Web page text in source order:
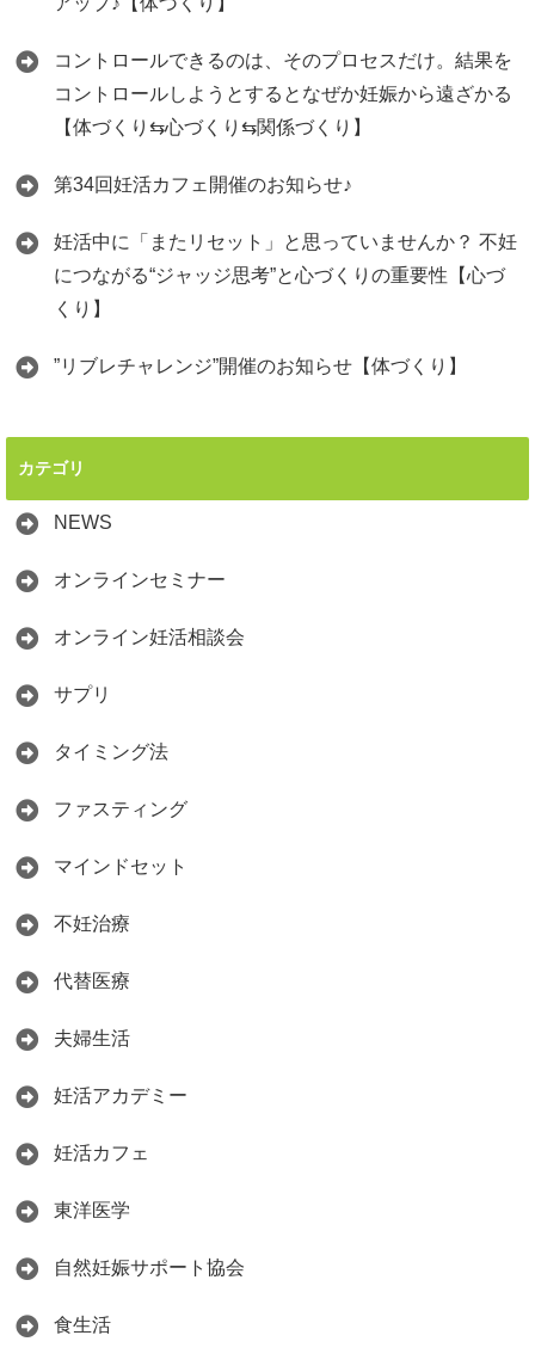
コントロールできるのは、そのプロセスだけ。結果を
コントロールしようとするとなぜか妊娠から遠ざかる
【体づくり⇆心づくり⇆関係づくり】
第34回妊活カフェ開催のお知らせ♪
妊活中に「またリセット」と思っていませんか？ 不妊
につながる“ジャッジ思考”と心づくりの重要性【心づ
くり】
”リブレチャレンジ”開催のお知らせ【体づくり】
カテゴリ
NEWS
オンラインセミナー
オンライン妊活相談会
サプリ
タイミング法
ファスティング
マインドセット
不妊治療
代替医療
夫婦生活
妊活アカデミー
妊活カフェ
東洋医学
自然妊娠サポート協会
食生活